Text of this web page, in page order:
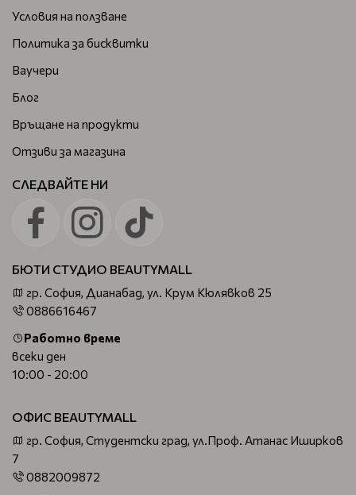
Условия на ползване
Политика за бисквитки
Ваучери
Блог
Връщане на продукти
Отзиви за магазина
СЛЕДВАЙТЕ НИ
БЮТИ СТУДИО BEAUTYMALL
гр. София, Дианабад, ул. Крум Кюлявков 25
0886616467
Работно време
всеки ден
10:00 - 20:00
ОФИС BEAUTYMALL
гр. София, Студентски град, ул.Проф. Атанас Иширков
7
0882009872